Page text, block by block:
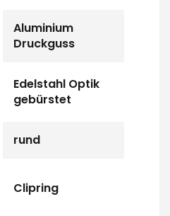
Aluminium
Druckguss
Edelstahl Optik
gebürstet
rund
Clipring